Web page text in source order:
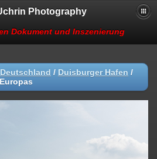
Photography
Dokument und Inszenierung
/ Duisburger Hafen /